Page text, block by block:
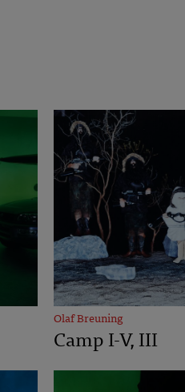
Olaf Breuning
Camp I-V, III